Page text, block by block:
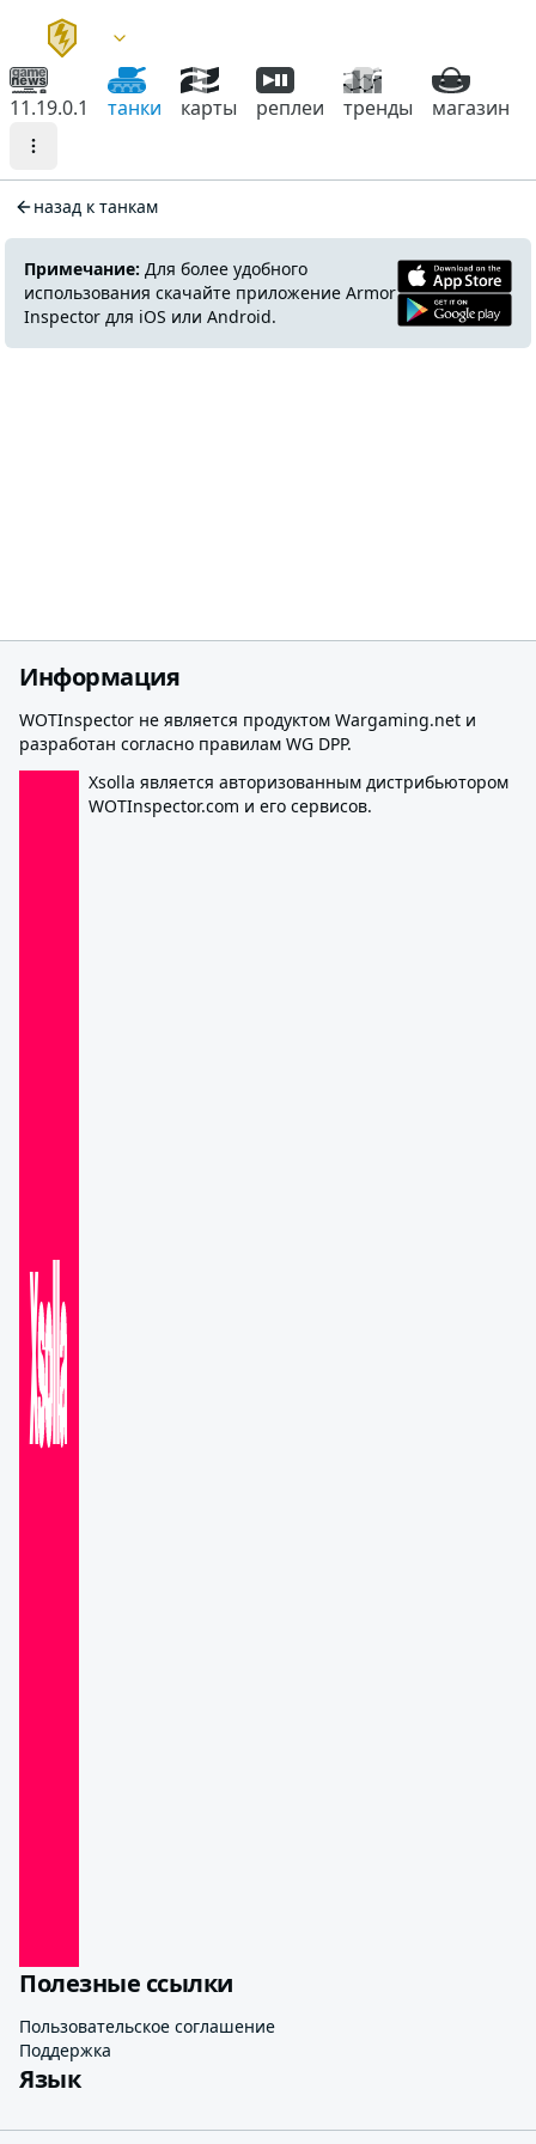
11.19.0.1 танки карты реплеи тренды магазин
назад к танкам
Примечание: Для более удобного
использования скачайте приложение Armor
Inspector для iOS или Android.
Информация
WOTInspector не является продуктом Wargaming.net и
разработан согласно правилам WG DPP.
Xsolla является авторизованным дистрибьютором
WOTInspector.com и его сервисов.
Полезные ссылки
Пользовательское соглашение
Поддержка
Язык